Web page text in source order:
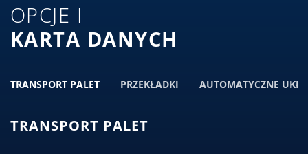
OPCJE I
KARTA DANYCH
TRANSPORT PALET PRZEKŁADKI AUTOMATYCZNE
TRANSPORT PALET